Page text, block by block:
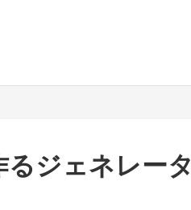
ジェネレータ